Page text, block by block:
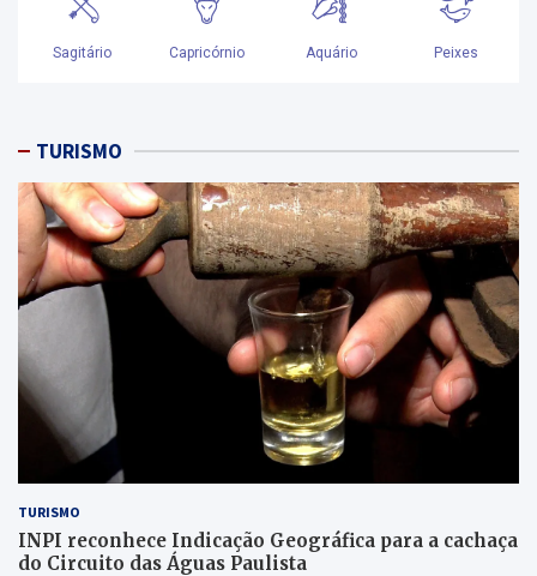
TURISMO
TURISMO
INPI reconhece Indicação Geográfica para a cachaça
do Circuito das Águas Paulista